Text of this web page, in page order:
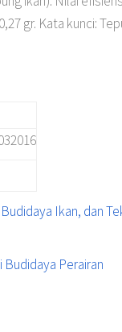
gr. Kata kunci:
Ikan, dan
Perairan